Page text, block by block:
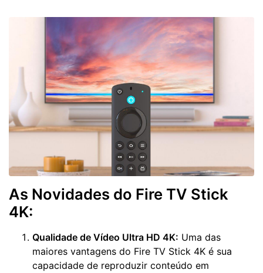
As Novidades do Fire TV Stick
4K:
Qualidade de Vídeo Ultra HD 4K: Uma das
maiores vantagens do Fire TV Stick 4K é sua
capacidade de reproduzir conteúdo em